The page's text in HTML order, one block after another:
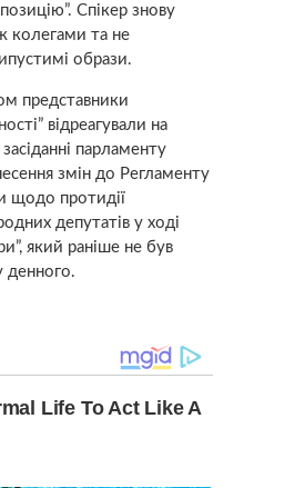
Спікер знову
колегами та не
образи.
представники
відреагували на
парламенту
змін до Регламенту
щодо протидії
депутатів у ході
який раніше не був
денного.